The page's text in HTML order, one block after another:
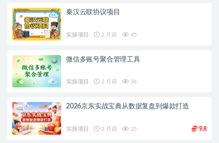
秦汉云联协议项目
实操项目 2 月前 45
微信多账号聚合管理工具
实操项目 2 月前 36
2026京东实战宝典从数据复盘到爆款打造
实操项目 2 月前 25 9.8